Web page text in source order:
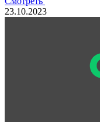
23.10.2023